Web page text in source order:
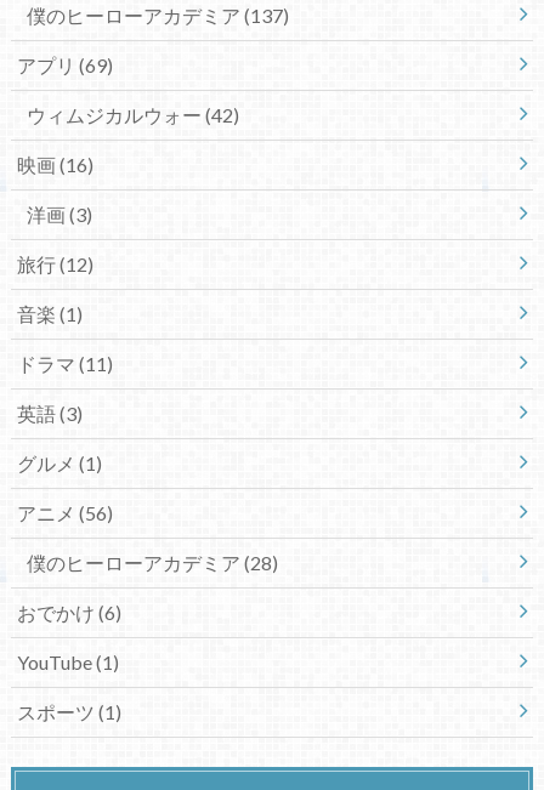
僕のヒーローアカデミア (137)
アプリ (69)
ウィムジカルウォー (42)
映画(16)
洋画(3)
旅行(12)
音楽 (1)
ドラマ (11)
英語(3)
グルメ (1)
アニメ (56)
僕のヒーローアカデミア (28)
おでかけ (6)
YouTube(1)
スポーツ (1)